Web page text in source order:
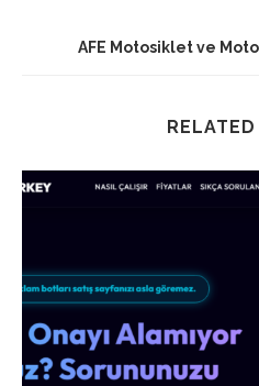
AFE Motosiklet ve